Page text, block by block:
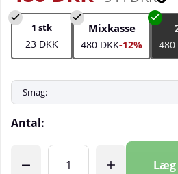
1 stk
23 DKK
Mixkasse
480 DKK-12% 480
Antal:
Læg